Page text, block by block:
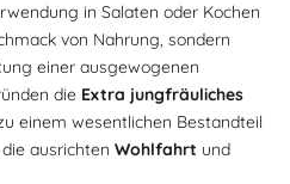
in Salaten oder Kochen
von Nahrung, sondern
einer ausgewogenen
die Extra jungfräuliches
einem wesentlichen Bestandteil
ausrichten Wohlfahrt und